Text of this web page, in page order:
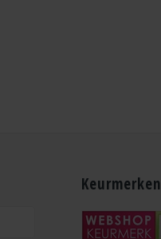
Keurmerken